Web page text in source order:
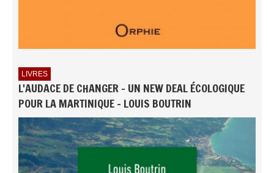
LIVRES
L'AUDACE DE CHANGER - UN NEW DEAL ÉCOLOGIQUE
POUR LA MARTINIQUE - LOUIS BOUTRIN